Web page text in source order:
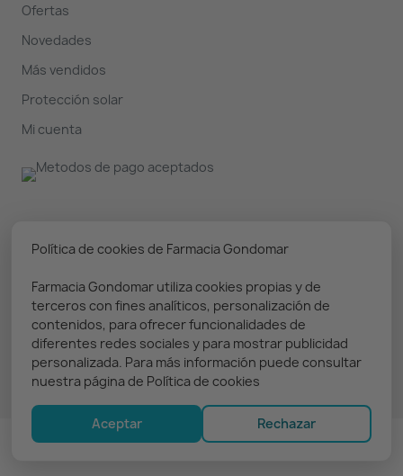
Ofertas
Novedades
Más vendidos
Protección solar
Mi cuenta
Nuestro boletín
Puedes darte de baja en cualquier momento. Prometemos
solo enviar información relevante
Política de cookies de Farmacia Gondomar
Farmacia Gondomar utiliza cookies propias y de
terceros con fines analíticos, personalización de
contenidos, para ofrecer funcionalidades de
diferentes redes sociales y para mostrar publicidad
personalizada. Para más información puede consultar
nuestra página de Política de cookies
Aceptar Rechazar